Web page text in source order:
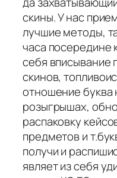
скины. У нас
лучшие методы,
часа посередине
себя вписывание
скинов,
отношение буква
розыгрышах,
распаковку
предметов и
получи и
являет из себя